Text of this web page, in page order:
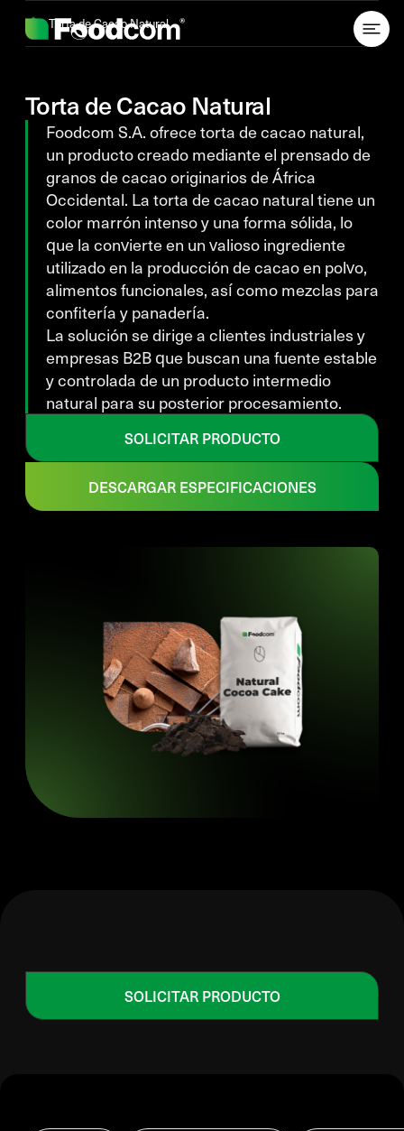
Torta de Cacao Natural
Torta de Cacao Natural
Foodcom S.A. ofrece torta de cacao natural,
un producto creado mediante el prensado de
granos de cacao originarios de África
Occidental. La torta de cacao natural tiene un
color marrón intenso y una forma sólida, lo
que la convierte en un valioso ingrediente
utilizado en la producción de cacao en polvo,
alimentos funcionales, así como mezclas para
confitería y panadería.
La solución se dirige a clientes industriales y
empresas B2B que buscan una fuente estable
y controlada de un producto intermedio
natural para su posterior procesamiento.
SOLICITAR PRODUCTO
DESCARGAR ESPECIFICACIONES
SOLICITAR PRODUCTO